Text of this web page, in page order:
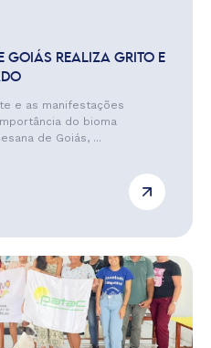
GOIÁS REALIZA GRITO E
e as manifestações
do bioma
de Goiás, ...